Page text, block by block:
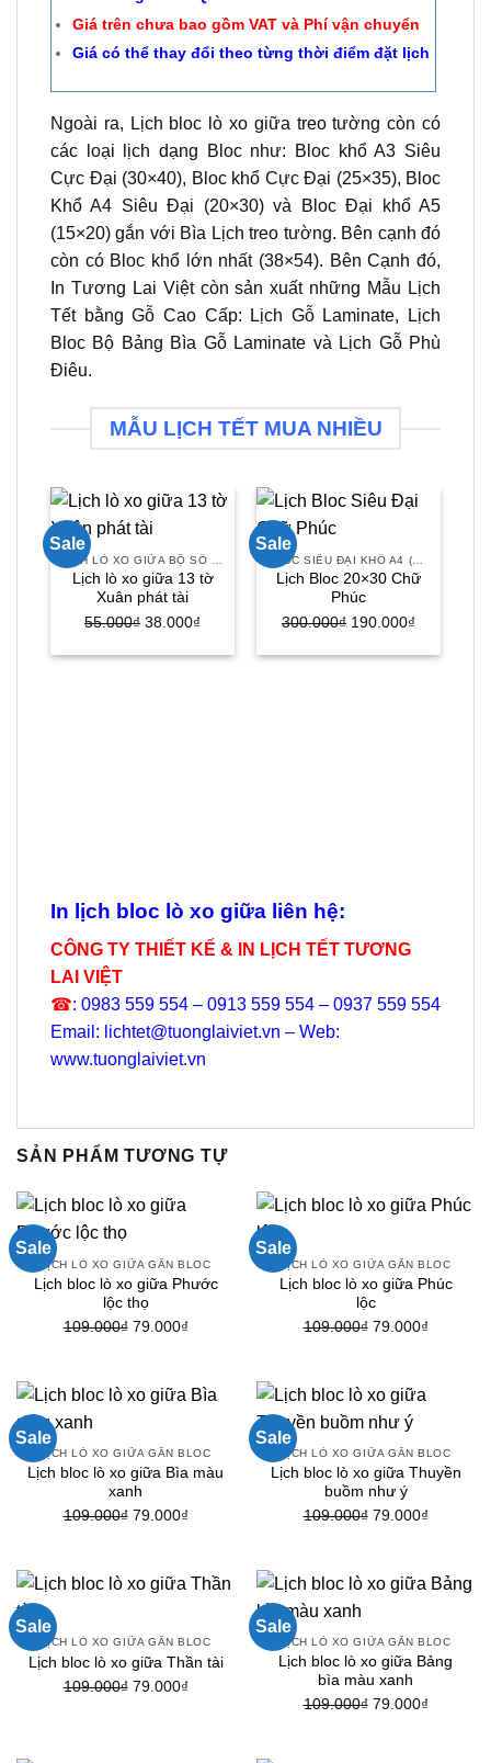
Giá trên chưa bao gồm VAT và Phí vận chuyển
Giá có thể thay đổi theo từng thời điểm đặt lịch
Ngoài ra, Lịch bloc lò xo giữa treo tường còn có
các loại lịch dạng Bloc như: Bloc khổ A3 Siêu
Cực Đại (30×40), Bloc khổ Cực Đại (25×35), Bloc
Khổ A4 Siêu Đại (20×30) và Bloc Đại khổ A5
(15×20) gắn với Bìa Lịch treo tường. Bên cạnh đó
còn có Bloc khổ lớn nhất (38×54). Bên Cạnh đó,
In Tương Lai Việt còn sản xuất những Mẫu Lịch
Tết bằng Gỗ Cao Cấp: Lịch Gỗ Laminate, Lịch
Bloc Bộ Bảng Bìa Gỗ Laminate và Lịch Gỗ Phù
Điêu.
MẪU LỊCH TẾT MUA NHIỀU
Sale
Lịch lò xo giữa 13 tờ
Xuân phát tài
55.000₫ Giá
38.000₫
Sale
Lịch Bloc 20×30 Chữ
Phúc
300.000₫ Giá
190.000₫
In lịch bloc lò xo giữa liên hệ:
CÔNG TY THIẾT KẾ & IN LỊCH TẾT TƯƠNG
LAI VIỆT
☎: 0983 559 554 – 0913 559 554 – 0937 559 554
Email: lichtet@tuonglaiviet.vn – Web:
www.tuonglaiviet.vn
SẢN PHẨM TƯƠNG TỰ
Sale
LỊCH LÒ XO GIỮA GẮN BLOC
Lịch bloc lò xo giữa Phước
lộc thọ
109.000₫ Giá
109.000₫.
79.000₫Giá
là:
Sale
LỊCH LÒ XO GIỮA GẮN BLOC
Lịch bloc lò xo giữa Phúc
lộc
109.000₫ Giá
109.000₫.
79.000₫Giá
Sale
LỊCH LÒ XO GIỮA GẮN BLOC
Lịch bloc lò xo giữa Bìa màu
xanh
109.000₫ Giá
109.000₫.
79.000₫Giá
là:
Sale
LỊCH LÒ XO GIỮA GẮN BLOC
Lịch bloc lò xo giữa Thuyền
buồm như ý
109.000₫ Giá
109.000₫.
79.000₫Giá
là:
Sale
LỊCH LÒ XO GIỮA GẮN BLOC
Lịch bloc lò xo giữa Thần tài
109.000₫ Giá
79.000₫Giá
Sale
LỊCH LÒ XO GIỮA GẮN BLOC
Lịch bloc lò xo giữa Bảng
bìa màu xanh
109.000₫ Giá
79.000₫Giá